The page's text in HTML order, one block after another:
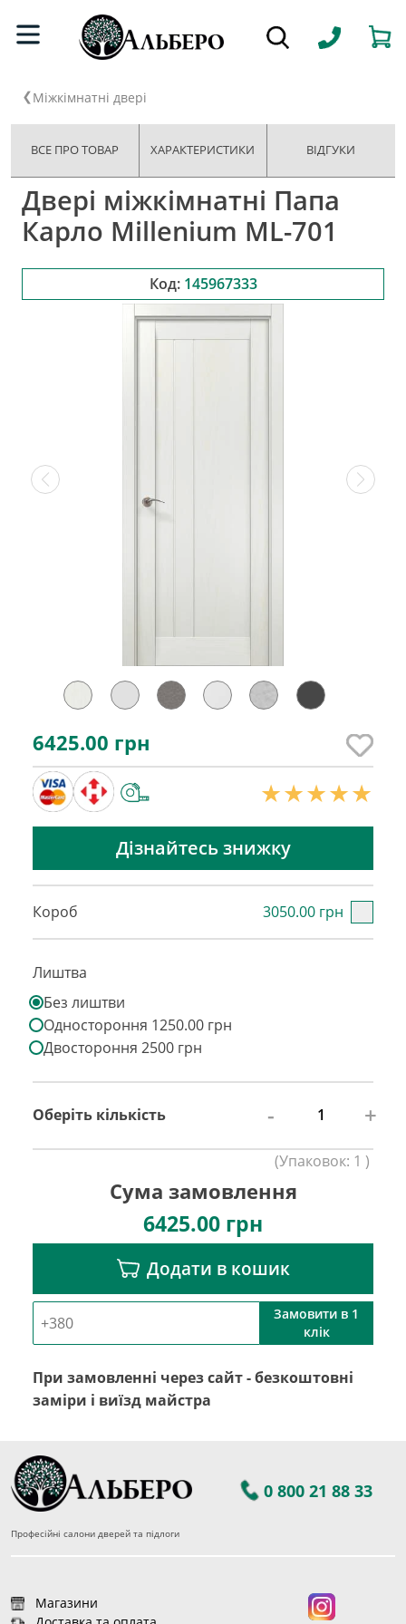
Міжкімнатні двері
ВСЕ ПРО ТОВАР ХАРАКТЕРИСТИКИ ВІДГУКИ
Двері міжкімнатні Папа
Карло Millenium ML-701
Код: 145967333
6425.00 грн
Дізнайтесь знижку
Короб 3050.00 грн
Лиштва
Без лиштви
Одностороння 1250.00 грн
Двостороння 2500 грн
Оберіть кількість - +
(Упаковок: 1 )
Сума замовлення
6425.00 грн
Додати в кошик
Замовити в 1
клік
При замовленні через сайт - безкоштовні
заміри і виїзд майстра
0 800 21 88 33
Професійні салони дверей та підлоги
Магазини